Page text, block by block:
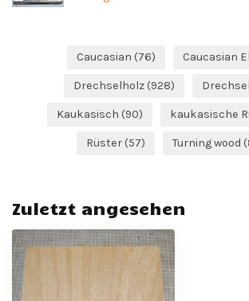
Caucasian (76) Caucasian
Drechselholz (928)
Kaukasisch (90) kaukasische
Rüster (57) Turning wood
Zuletzt angesehen